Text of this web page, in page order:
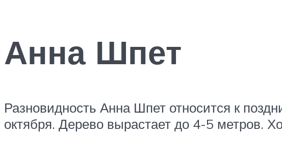
Анна Шпет
Разновидность Анна Шпет относится к
октября. Дерево вырастает до 4-5 метров.